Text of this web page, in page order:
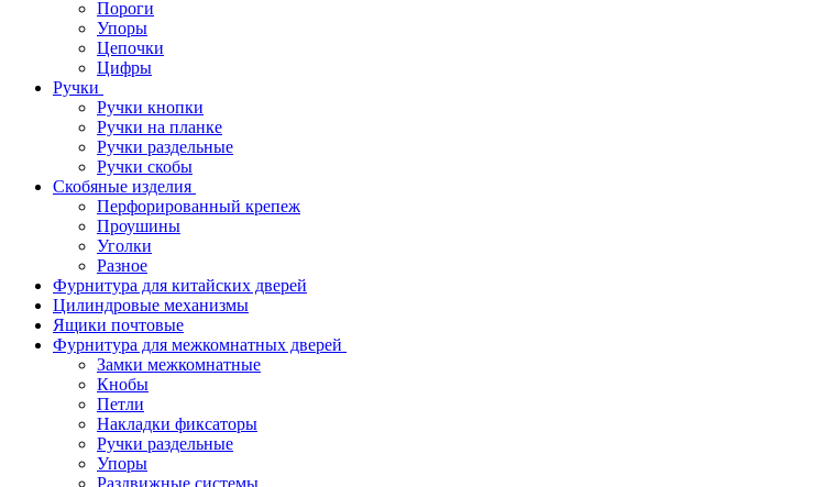
Пороги
Упоры
Цепочки
Цифры
Ручки
Ручки кнопки
Ручки на планке
Ручки раздельные
Ручки скобы
Скобяные изделия
Перфорированный крепеж
Проушины
Уголки
Разное
Фурнитура для китайских дверей
Цилиндровые механизмы
Ящики почтовые
Фурнитура для межкомнатных дверей
Замки межкомнатные
Кнобы
Петли
Накладки фиксаторы
Ручки раздельные
Упоры
Раздвижные системы